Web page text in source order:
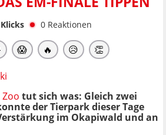
0 Reaktionen
😱 🔥 😥 👏
Zoo tut sich was: Gleich zwei
der Tierpark dieser Tage
im Okapiwald und an